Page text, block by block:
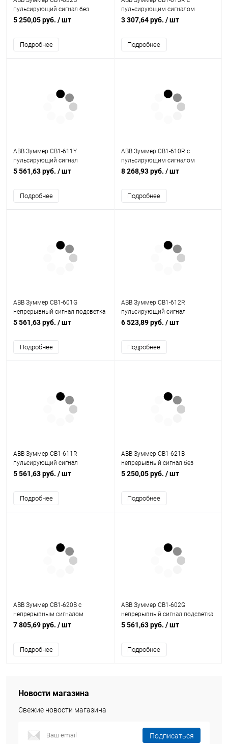
пульсирующий сигнал без
подсветки черный 110-130В DC
5 250,05 руб. / шт
Подробнее
пульсирующим сигналом
(1SFA619600R6131)
3 307,64 руб. / шт
Подробнее
ABB Зуммер CB1-611Y
пульсирующий сигнал
подсветка желтый 110-130В AC
5 561,63 руб. / шт
Подробнее
ABB Зуммер CB1-610R с
пульсирующим сигналом
(1SFA619600R6101)
8 268,93 руб. / шт
Подробнее
ABB Зуммер CB1-601G
непрерывный сигнал подсветка
зеленый 110-130В AC
5 561,63 руб. / шт
Подробнее
ABB Зуммер CB1-612R
пульсирующий сигнал
подсветка красный 110-130В DC
6 523,89 руб. / шт
Подробнее
ABB Зуммер CB1-611R
пульсирующий сигнал
подсветка красный 110-130В AC
5 561,63 руб. / шт
Подробнее
ABB Зуммер CB1-621B
непрерывный сигнал без
подсветки черный 110-130В AC
5 250,05 руб. / шт
Подробнее
ABB Зуммер CB1-620B с
непрерывным сигналом
(1SFA619600R6206)
7 805,69 руб. / шт
Подробнее
ABB Зуммер CB1-602G
непрерывный сигнал подсветка
зеленый 110-130В DC
5 561,63 руб. / шт
Подробнее
Новости магазина
Свежие новости магазина
Подписаться